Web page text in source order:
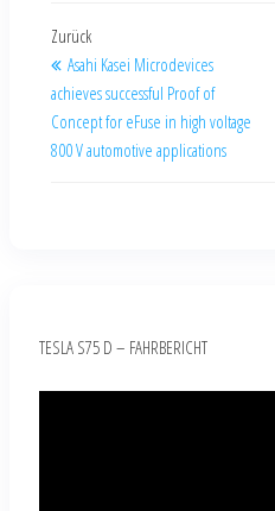
Zurück
Asahi Kasei Microdevices
achieves successful Proof of
Concept for eFuse in high voltage
800 V automotive applications
TESLA S75 D – FAHRBERICHT